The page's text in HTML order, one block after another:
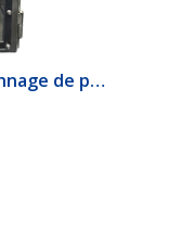
Systèmes d’échantillonnage de produits lourds